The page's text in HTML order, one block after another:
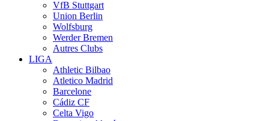
VfB Stuttgart
Union Berlin
Wolfsburg
Werder Bremen
Autres Clubs
LIGA
Athletic Bilbao
Atletico Madrid
Barcelone
Cádiz CF
Celta Vigo